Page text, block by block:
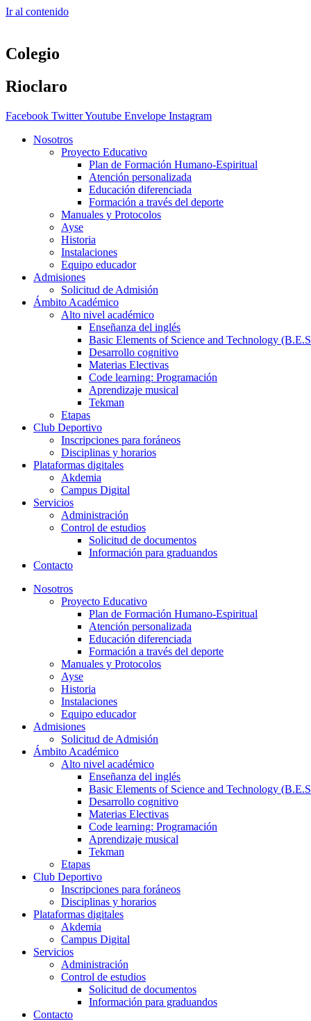
Ir al contenido
Colegio
Rioclaro
Facebook TwitterYoutube Envelope Instagram
Nosotros
Proyecto Educativo
Plan de Formación Humano-Espiritual
Atención personalizada
Educación diferenciada
Formación a través del deporte
Manuales y Protocolos
Ayse
Historia
Instalaciones
Equipo educador
Admisiones
Solicitud de Admisión
Ámbito Académico
Alto nivel académico
Enseñanza del inglés
Basic Elements of Science and Technology
Desarrollo cognitivo
Materias Electivas
Code learning: Programación
Aprendizaje musical
Tekman
Etapas
Club Deportivo
Inscripciones para foráneos
Disciplinas y horarios
Plataformas digitales
Akdemia
Campus Digital
Servicios
Administración
Control de estudios
Solicitud de documentos
Información para graduandos
Contacto
Nosotros
Proyecto Educativo
Plan de Formación Humano-Espiritual
Atención personalizada
Educación diferenciada
Formación a través del deporte
Manuales y Protocolos
Ayse
Historia
Instalaciones
Equipo educador
Admisiones
Solicitud de Admisión
Ámbito Académico
Alto nivel académico
Enseñanza del inglés
Basic Elements of Science and Technology
Desarrollo cognitivo
Materias Electivas
Code learning: Programación
Aprendizaje musical
Tekman
Etapas
Club Deportivo
Inscripciones para foráneos
Disciplinas y horarios
Plataformas digitales
Akdemia
Campus Digital
Servicios
Administración
Control de estudios
Solicitud de documentos
Información para graduandos
Contacto